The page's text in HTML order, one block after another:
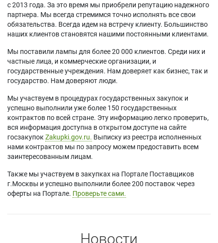
с 2013 года. За это время мы приобрели репутацию надежного
партнера. Мы всегда стремимся точно исполнять все свои
обязательства. Всегда идем на встречу клиенту. Большинство
наших клиентов становятся нашими постоянными клиентами.
Мы поставили лампы для более 20 000 клиентов. Среди них и
частные лица, и коммерческие организации, и
государственные учреждения. Нам доверяет как бизнес, так и
государство. Нам доверяют люди.
Мы участвуем в процедурах государственных закупок и
успешно выполнили уже более 150 государственных
контрактов по всей стране. Эту информацию легко проверить,
вся информация доступна в открытом доступе на сайте
госзакупок Zakupki.gov.ru. Выписку из реестра исполненных
нами контрактов мы по запросу можем предоставить всем
заинтересованным лицам.
Также мы участвуем в закупках на Портале Поставщиков
г.Москвы и успешно выполнили более 200 поставок через
оферты на Портале. Проверьте сами.
Новости